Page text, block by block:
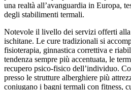
una realtà all’avanguardia in Europa,
degli stabilimenti termali.
Notevole il livello dei servizi offerti
ischitane. Le cure tradizionali si
fisioterapia, ginnastica correttiva e
tendenza sempre più accentuata, le
recupero psico-fisico dell’individuo.
presso le strutture alberghiere più
coniugano i bagni termali con fitness,